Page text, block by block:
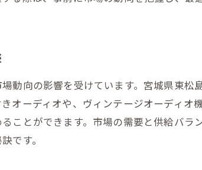
市場ニーズに応じた売却タイミング
オーディオ機器とカメラのトレンドを追う
地元市場での強みを活かした売却戦略
動向の影響を受けています。宮城県東
オーディオや、ヴィンテージオーディ
ことができます。市場の需要と供給バ
です。